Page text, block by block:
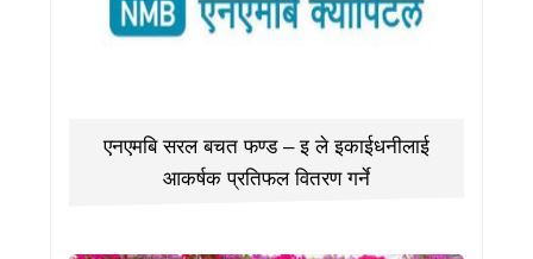
एनएमबि सरल बचत फण्ड – इ ले इकाईधनीलाई
आकर्षक प्रतिफल वितरण गर्ने